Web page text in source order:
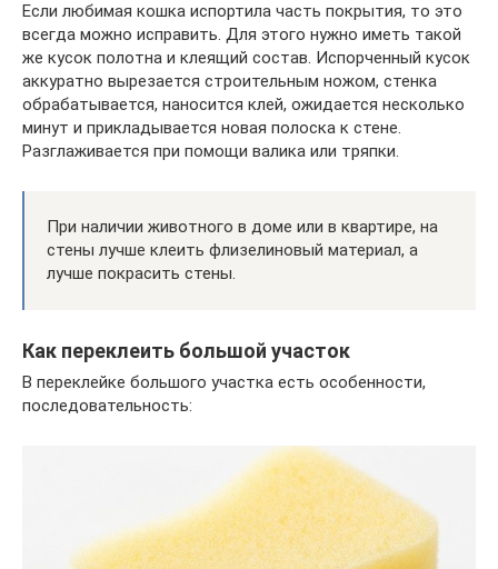
Если любимая кошка испортила часть покрытия, то это
всегда можно исправить. Для этого нужно иметь такой
же кусок полотна и клеящий состав. Испорченный кусок
аккуратно вырезается строительным ножом, стенка
обрабатывается, наносится клей, ожидается несколько
минут и прикладывается новая полоска к стене.
Разглаживается при помощи валика или тряпки.
При наличии животного в доме или в квартире, на
стены лучше клеить флизелиновый материал, а
лучше покрасить стены.
Как переклеить большой участок
В переклейке большого участка есть особенности,
последовательность: